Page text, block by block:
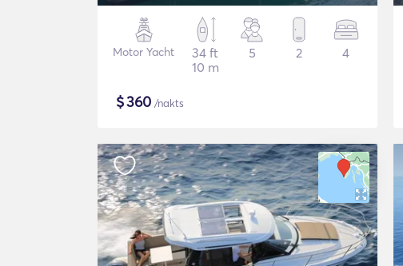
Motor Yacht
34 ft
10 m
5 2 4
$360 /nakts